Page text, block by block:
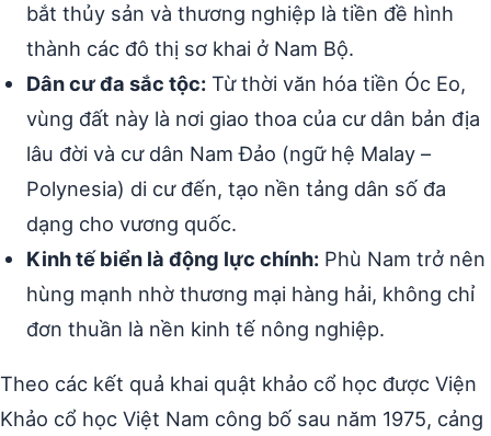
bắt thủy sản và thương nghiệp là tiền đề hình
thành các đô thị sơ khai ở Nam Bộ.
Dân cư đa sắc tộc: Từ thời văn hóa tiền Óc Eo,
vùng đất này là nơi giao thoa của cư dân bản địa
lâu đời và cư dân Nam Đảo (ngữ hệ Malay –
Polynesia) di cư đến, tạo nền tảng dân số đa
dạng cho vương quốc.
Kinh tế biển là động lực chính: Phù Nam trở nên
hùng mạnh nhờ thương mại hàng hải, không chỉ
đơn thuần là nền kinh tế nông nghiệp.
Theo các kết quả khai quật khảo cổ học được Viện
Khảo cổ học Việt Nam công bố sau năm 1975, cảng